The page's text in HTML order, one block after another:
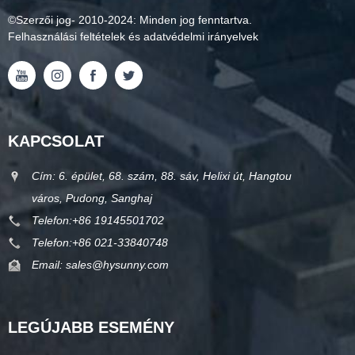
©Szerzői jog- 2010-2024: Minden jog fenntartva.
Felhasználási feltételek és adatvédelmi irányelvek
KAPCSOLAT
Cím: 6. épület, 68. szám, 88. sáv, Helixi út, Hangtou
város, Pudong, Sanghaj
Telefon:+86 19145501702
Telefon:+86 021-33840748
Email: sales@hysunny.com
LEGÚJABB ESEMÉNY